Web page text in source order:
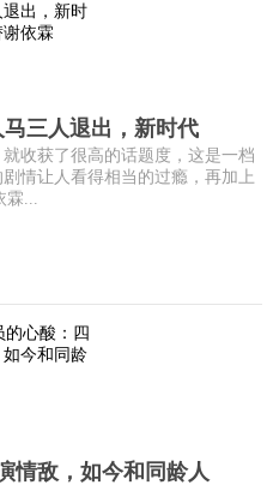
马三人退出，新时代
收获了很高的话题度，这是一档
情让人看得相当的过瘾，再加上
霖...
情敌，如今和同龄人